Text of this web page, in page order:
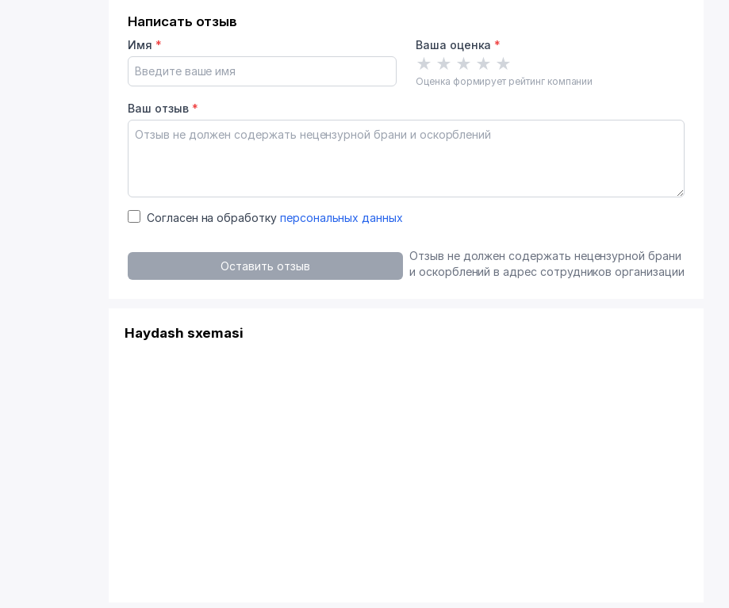
Написать отзыв
Имя * Ваша оценка *
★ ★ ★ ★ ★
Оценка формирует рейтинг компании
Ваш отзыв *
Согласен на обработку персональных данных
Оставить отзыв
Отзыв не должен содержать нецензурной брани
и оскорблений в адрес сотрудников организации
Haydash sxemasi